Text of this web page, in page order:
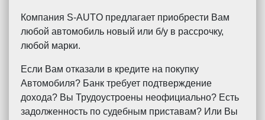
Компания S-AUTO предлагает приобрести Вам
любой автомобиль новый или б/у в рассрочку,
любой марки.
Если Вам отказали в кредите на покупку
Автомобиля? Банк требует подтверждение
дохода? Вы Трудоустроены неофициально? Есть
задолженность по судебным приставам? Или Вы